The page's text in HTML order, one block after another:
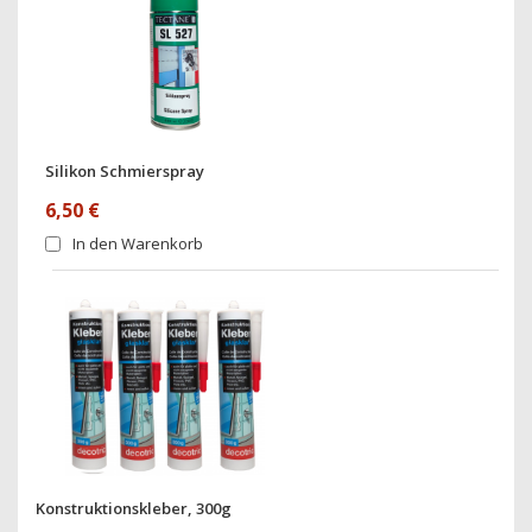
Silikon Schmierspray
6,50 €
In den Warenkorb
Konstruktionskleber, 300g